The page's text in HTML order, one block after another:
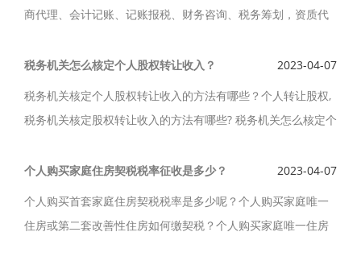
商代理、会计记账、记账报税、财务咨询、税务筹划，资质代
计记账公司规范的记账公司。
税务机关怎么核定个人股权转让收入？
2023-04-07
税务机关核定个人股权转让收入的方法有哪些？个人转让股权,
税务机关核定股权转让收入的方法有哪些? 税务机关怎么核定个
下列方法核定股权转让收入。
个人购买家庭住房契税税率征收是多少？
2023-04-07
个人购买首套家庭住房契税税率是多少呢？个人购买家庭唯一
住房或第二套改善性住房如何缴契税？个人购买家庭唯一住房